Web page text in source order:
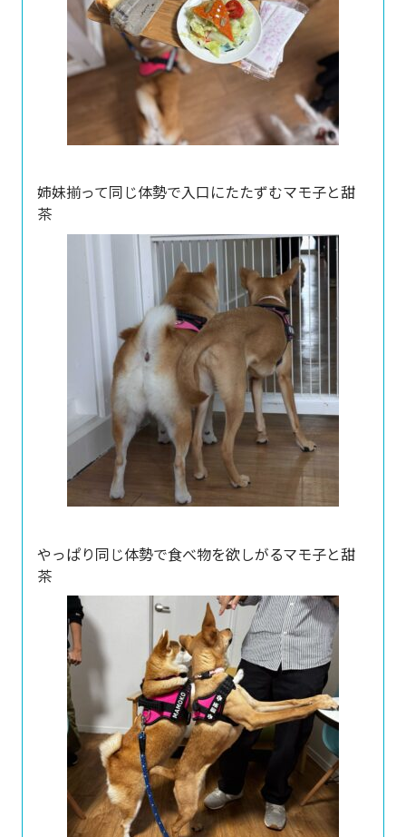
姉妹揃って同じ体勢で入口にたたずむマモ子と甜
茶
やっぱり同じ体勢で食べ物を欲しがるマモ子と甜
茶